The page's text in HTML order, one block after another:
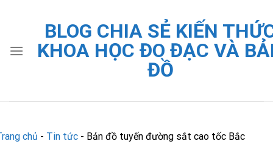
BLOG CHIA SẺ KIẾN
KHOA HỌC ĐO ĐẠC VÀ
ĐỒ
chủ - Tin tức - Bản đồ tuyến đường sắt cao tốc Bắc